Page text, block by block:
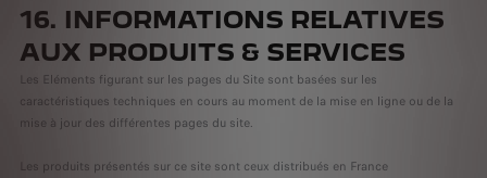
16. INFORMATIONS RELATIVES
AUX PRODUITS & SERVICES
Les Eléments figurant sur les pages du Site sont basées sur les
caractéristiques techniques en cours au moment de la mise en ligne ou de la
mise à jour des différentes pages du site.
Les produits présentés sur ce site sont ceux distribués en France